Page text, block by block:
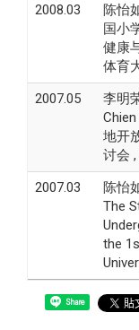
2008.03
陈怡
国小
健康
体育
2007.05
李明
地开
讨会
2007.03
陈怡
The
the
Share